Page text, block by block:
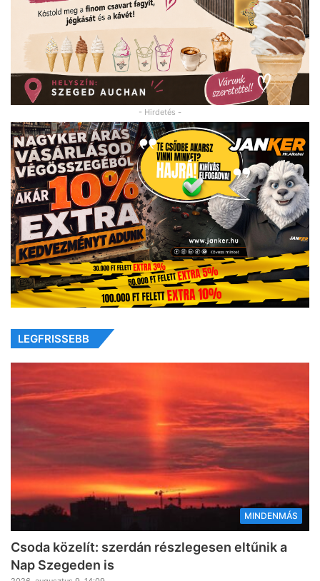
- Hirdetés -
LEGFRISSEBB
MINDENMÁS
Csoda közelít: szerdán részlegesen eltűnik a
Nap Szegeden is